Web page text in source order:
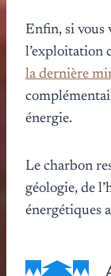
Enfin, si vous
l’exploitation
la dernière
énergie.
Le charbon
géologie, de
énergétiques